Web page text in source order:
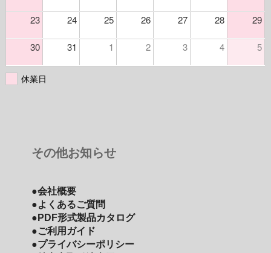
23 24 25 26 27 28 29
30 31 1 2 3 4 5
休業日
その他お知らせ
●会社概要
●よくあるご質問
●PDF形式製品カタログ
●ご利用ガイド
●プライバシーポリシー